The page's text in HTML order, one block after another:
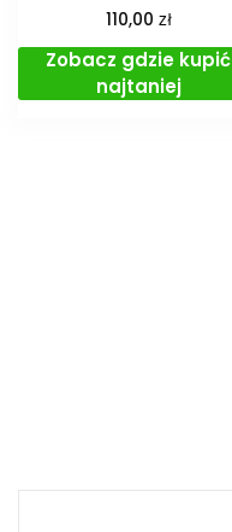
110,00 zł
Zobacz gdzie kupić
najtaniej